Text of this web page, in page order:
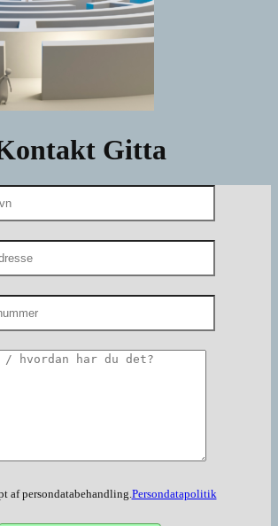
Gitta
af persondatabehandling.Persondatapolitik